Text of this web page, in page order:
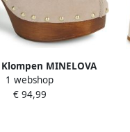
MINELOVA
1 webshop
€ 94,99